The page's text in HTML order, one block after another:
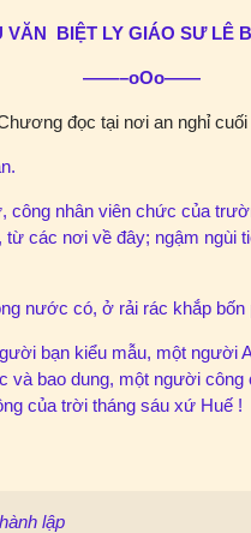
VĂN BIỆT LY GIÁO SƯ LÊ
——–oOo——
đọc tại nơi an nghỉ
công nhân viên chức của
từ các nơi về đây; ngậm ngùi
nước có, ở rải rác khắp
bạn kiểu mẫu, một người
và bao dung, một người
của trời tháng sáu xứ Huế !
lập